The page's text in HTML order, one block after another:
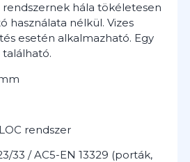
hála tökéletesen
használata nélkül.Vizes
esetén alkalmazható. Egy
rendszer
33 / AC5-EN 13329 (porták,